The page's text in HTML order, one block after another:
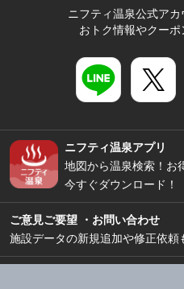
ニフティ温泉公式ア
おトク情報やクー
ニフティ温泉アプリ
地図から温泉検索！お
今すぐダウンロード！
ご意見ご要望 ・お問い合わせ
施設データの新規追加や修正依頼